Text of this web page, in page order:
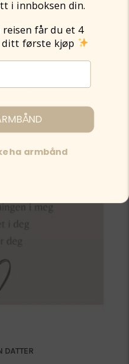
DATTER
i innboksen din.
får du et 4
ditt første kjøp
ha armbånd